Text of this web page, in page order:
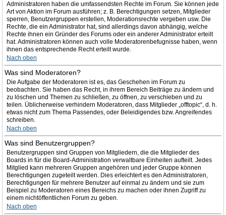
Administratoren haben die umfassendsten Rechte im Forum. Sie können jede
Art von Aktion im Forum ausführen; z. B. Berechtigungen setzen, Mitglieder
sperren, Benutzergruppen erstellen, Moderationsrechte vergeben usw. Die
Rechte, die ein Administrator hat, sind allerdings davon abhängig, welche
Rechte ihnen ein Gründer des Forums oder ein anderer Administrator erteilt
hat. Administratoren können auch volle Moderatorenbefugnisse haben, wenn
ihnen das entsprechende Recht erteilt wurde.
Nach oben
Was sind Moderatoren?
Die Aufgabe der Moderatoren ist es, das Geschehen im Forum zu
beobachten. Sie haben das Recht, in ihrem Bereich Beiträge zu ändern und
zu löschen und Themen zu schließen, zu öffnen, zu verschieben und zu
teilen. Üblicherweise verhindern Moderatoren, dass Mitglieder „offtopic“, d. h.
etwas nicht zum Thema Passendes, oder Beleidigendes bzw. Angreifendes
schreiben.
Nach oben
Was sind Benutzergruppen?
Benutzergruppen sind Gruppen von Mitgliedern, die die Mitglieder des
Boards in für die Board-Administration verwaltbare Einheiten aufteilt. Jedes
Mitglied kann mehreren Gruppen angehören und jeder Gruppe können
Berechtigungen zugeteilt werden. Dies erleichtert es den Administratoren,
Berechtigungen für mehrere Benutzer auf einmal zu ändern und sie zum
Beispiel zu Moderatoren eines Bereichs zu machen oder ihnen Zugriff zu
einem nichtöffentlichen Forum zu geben.
Nach oben